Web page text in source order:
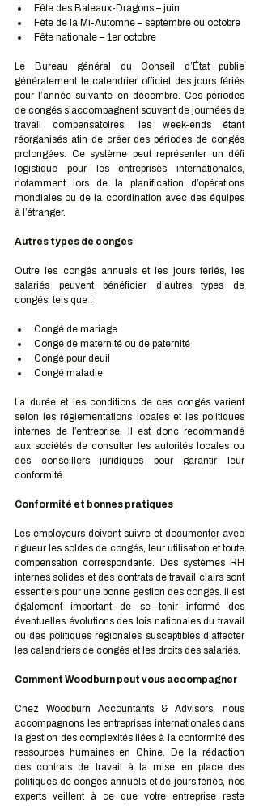
Fête des Bateaux-Dragons – juin
Fête de la Mi-Automne – septembre ou octobre
Fête nationale – 1er octobre
Le Bureau général du Conseil d’État publie
généralement le calendrier officiel des jours fériés
pour l’année suivante en décembre. Ces périodes
de congés s’accompagnent souvent de journées de
travail compensatoires, les week-ends étant
réorganisés afin de créer des périodes de congés
prolongées. Ce système peut représenter un défi
logistique pour les entreprises internationales,
notamment lors de la planification d’opérations
mondiales ou de la coordination avec des équipes
à l’étranger.
Autres types de congés
Outre les congés annuels et les jours fériés, les
salariés peuvent bénéficier d’autres types de
congés, tels que :
Congé de mariage
Congé de maternité ou de paternité
Congé pour deuil
Congé maladie
La durée et les conditions de ces congés varient
selon les réglementations locales et les politiques
internes de l’entreprise. Il est donc recommandé
aux sociétés de consulter les autorités locales ou
des conseillers juridiques pour garantir leur
conformité.
Conformité et bonnes pratiques
Les employeurs doivent suivre et documenter avec
rigueur les soldes de congés, leur utilisation et toute
compensation correspondante. Des systèmes RH
internes solides et des contrats de travail clairs sont
essentiels pour une bonne gestion des congés. Il est
également important de se tenir informé des
éventuelles évolutions des lois nationales du travail
ou des politiques régionales susceptibles d’affecter
les calendriers de congés et les droits des salariés.
Comment Woodburn peut vous accompagner
Chez Woodburn Accountants & Advisors, nous
accompagnons les entreprises internationales dans
la gestion des complexités liées à la conformité des
ressources humaines en Chine. De la rédaction
des contrats de travail à la mise en place des
politiques de congés annuels et de jours fériés, nos
experts veillent à ce que votre entreprise reste